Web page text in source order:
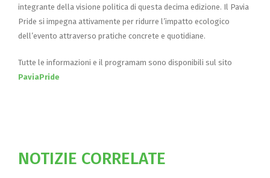
integrante della visione politica di questa decima edizione. Il Pavia
Pride si impegna attivamente per ridurre l’impatto ecologico
dell’evento attraverso pratiche concrete e quotidiane.
Tutte le informazioni e il programam sono disponibili sul sito
PaviaPride
NOTIZIE CORRELATE